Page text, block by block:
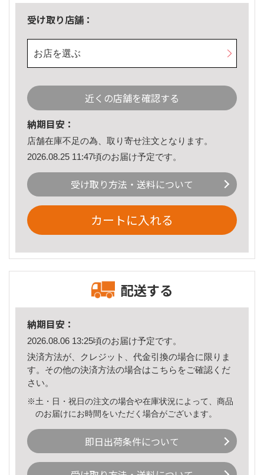
受け取り店舗：
お店を選ぶ
近くの店舗を確認する
納期目安：
店舗在庫不足の為、取り寄せ注文となります。
2026.08.25 11:47頃のお届け予定です。
受け取り方法・送料について
カートに入れる
配送する
納期目安：
2026.08.06 13:25頃のお届け予定です。
決済方法が、クレジット、代金引換の場合に限りま
す。その他の決済方法の場合はこちら をご確認くだ
さい。
※土・日・祝日の注文の場合や在庫状況によって、商品
のお届けにお時間をいただく場合がございます。
即日出荷条件について